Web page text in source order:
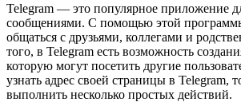
Telegram — это популярное приложение
сообщениями. С помощью этой
общаться с друзьями, коллегами и
того, в Telegram есть возможность
которую могут посетить другие
узнать адрес своей страницы в Telegram,
выполнить несколько простых действий.